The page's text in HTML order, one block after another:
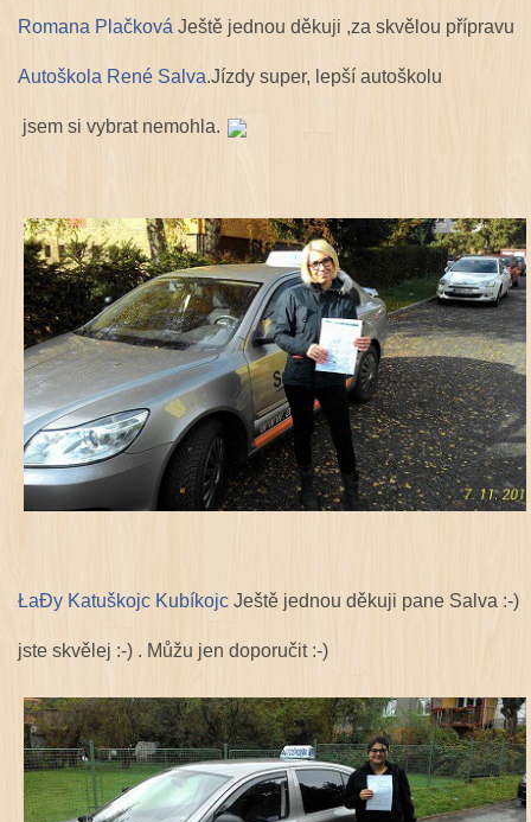
Romana Plačková Ještě jednou děkuji ,za skvělou přípravu
Autoškola René Salva.Jízdy super, lepší autoškolu
jsem si vybrat nemohla.
ŁaĐy Katuškojc Kubíkojc Ještě jednou děkuji pane Salva :-)
jste skvělej :-) . Můžu jen doporučit :-)